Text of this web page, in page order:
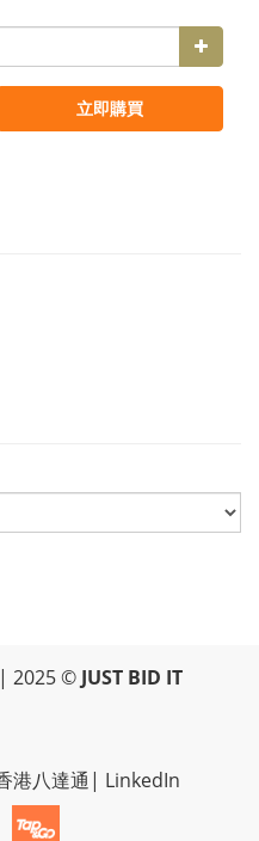
立即購買
| 2025 © JUST BID IT